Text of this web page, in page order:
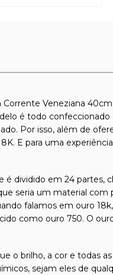
Veneziana
é todo
Por isso, além de
E para uma
dividido em 24 partes,
seria um material com
falamos em ouro
como ouro 750. O
o brilho, a cor e todas
sejam eles de